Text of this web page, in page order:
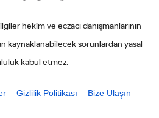
hekim ve eczacı danışmanlarının
kaynaklanabilecek sorunlardan yasal
kabul etmez.
Gizlilik Politikası Bize Ulaşın